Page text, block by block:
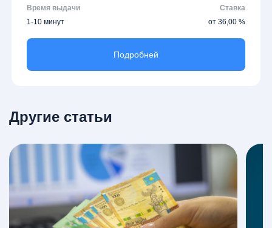
Время выдачи
Ставка
1-10 минут
от 36,00 %
Подробней
Другие статьи